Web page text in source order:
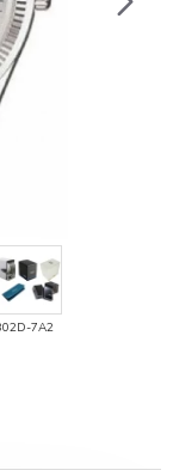
7A2